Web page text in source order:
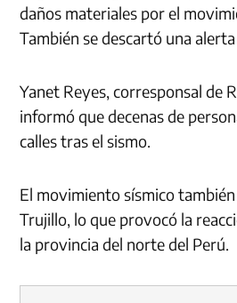
daños materiales por el
También se descartó una
Yanet Reyes, corresponsal de
informó que decenas de
calles tras el sismo.
El movimiento sísmico
Trujillo, lo que provocó la
la provincia del norte del Perú.